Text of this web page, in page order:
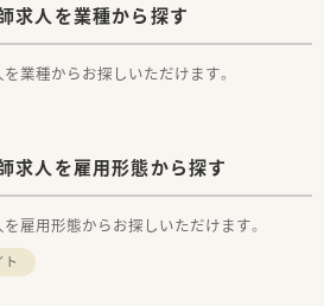
求人を業種から探す
業種からお探しいただけます。
求人を雇用形態から探す
雇用形態からお探しいただけます。
ト